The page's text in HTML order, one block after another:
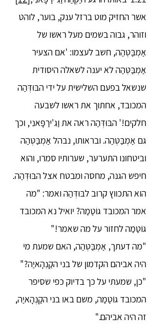
אשר החזיק מוט ברזל ענק, בוער, לוהט
וזוהר, גבוה בשמים מעל ראשו של
אַמְבַּטְּהַה, חשב לעצמו: 'אם הצעיר
אַמְבַּטְּהַה לא יענה לשאלה היסודית
שנשאל בפעם השלישית על ידי הבּוּדְּהַה
המכובד, אחתוך את ראשו לשבעה
חלקים!' הבּוּדְּהַה ראה את וַגִ'ירַפָּאנִי, וכך
גם אַמְבַּטְּהַה. ובראותו, נבהל אַמְבַּטְּהַה
וביטחונו התערער, שערותיו סמרו, והוא
חיפש הגנה, מחסה ומבטח אצל הבּוּדְּהַה.
הוא התכווץ קרוב לבּוּדְּהַה ואמר: "מה
אמר המכובד גוֹטַמַה? יואיל נא המכובד
גוֹטַמַה לחזור על מה שאמר!"
"מה דעתך, אַמְבַּטְּהַה, האם שמעת מי
היה אביהם הקדמון של בני הקַנְהָאיַה?"
"כן, שמעתי על כך בדיוק כפי שסיפר
המכובד גוֹטַמַה, משם באו בני הקַנְהָאיַה,
זה היה אביהם."